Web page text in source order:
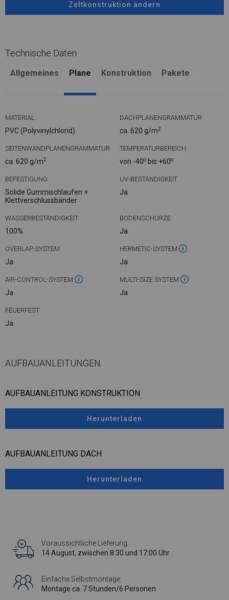
Zeltkonstruktion ändern
Technische Daten
Allgemeines Plane Konstruktion Pakete
MATERIAL
PVC (Polyvinylchlorid)
DACHPLANENGRAMMATUR
ca. 620 g/m2
SEITENWANDPLANENGRAMMATUR
ca. 620 g/m2
TEMPERATURBEREICH
von -40o bis +60o
BEFESTIGUNG
Solide Gummischlaufen +
Klettverschlussbänder
UV-BESTÄNDIGKEIT
Ja
WASSERBESTÄNDIGKEIT
100%
BODENSCHÜRZE
Ja
OVERLAP-SYSTEM
Ja
HERMETIC-SYSTEM
Ja
AIR-CONTROL-SYSTEM
Ja
MULTI-SIZE SYSTEM
Ja
FEUERFEST
Ja
AUFBAUANLEITUNGEN
AUFBAUANLEITUNG KONSTRUKTION
Herunterladen
AUFBAUANLEITUNG DACH
Herunterladen
Voraussichtliche Lieferung:
14 August, zwischen 8:30 und 17:00 Uhr
Einfache Selbstmontage:
Montage ca. 7 Stunden/6 Personen